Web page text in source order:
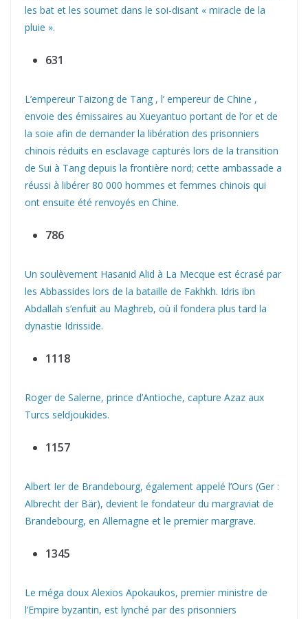
les bat et les soumet dans le soi-disant « miracle de la
pluie ».
631
L’empereur Taizong de Tang , l’ empereur de Chine ,
envoie des émissaires au Xueyantuo portant de l’or et de
la soie afin de demander la libération des prisonniers
chinois réduits en esclavage capturés lors de la transition
de Sui à Tang depuis la frontière nord; cette ambassade a
réussi à libérer 80 000 hommes et femmes chinois qui
ont ensuite été renvoyés en Chine.
786
Un soulèvement Hasanid Alid à La Mecque est écrasé par
les Abbassides lors de la bataille de Fakhkh. Idris ibn
Abdallah s’enfuit au Maghreb, où il fondera plus tard la
dynastie Idrisside.
1118
Roger de Salerne, prince d’Antioche, capture Azaz aux
Turcs seldjoukides.
1157
Albert Ier de Brandebourg, également appelé l’Ours (Ger :
Albrecht der Bär), devient le fondateur du margraviat de
Brandebourg, en Allemagne et le premier margrave.
1345
Le méga doux Alexios Apokaukos, premier ministre de
l’Empire byzantin, est lynché par des prisonniers